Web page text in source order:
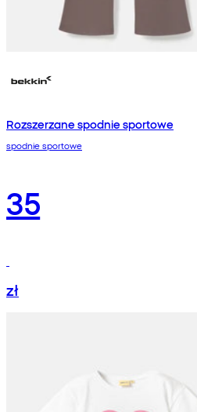
Rozszerzane spodnie sportowe
spodnie sportowe
35
zł